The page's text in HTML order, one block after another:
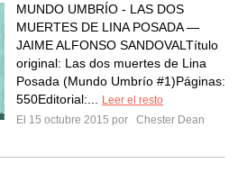
MUNDO UMBRÍO - LAS DOS
MUERTES DE LINA POSADA —
JAIME ALFONSO SANDOVALTítulo
original: Las dos muertes de Lina
Posada (Mundo Umbrío #1)Páginas:
550Editorial:...
Leer el resto
El 15 octubre 2015 por
Chester Dean